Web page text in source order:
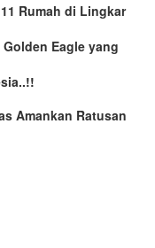
Rumah di Lingkar
Eagle yang
Amankan Ratusan